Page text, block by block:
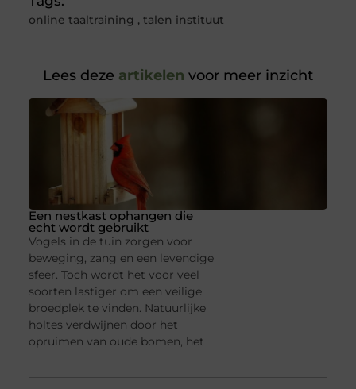
online taaltraining , talen instituut
Lees deze artikelen voor meer inzicht
Een nestkast ophangen die
echt wordt gebruikt
Vogels in de tuin zorgen voor
beweging, zang en een levendige
sfeer. Toch wordt het voor veel
soorten lastiger om een veilige
broedplek te vinden. Natuurlijke
holtes verdwijnen door het
opruimen van oude bomen, het